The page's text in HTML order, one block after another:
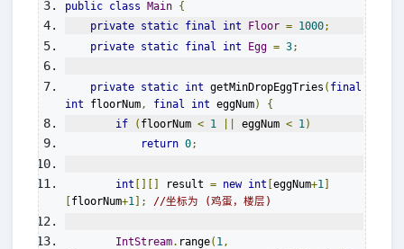
public class Main {
private static final int Floor = 1000;
private static final int Egg = 3;
private static int getMinDropEggTries ( final
int floorNum , final int eggNum)
{
if
( floorNum < 1 eggNum < 1)
return 0;
int result = new int [eggNum+1
floorNum+1 ]; //坐标为 (鸡蛋，楼层)
IntStream. range( 1,